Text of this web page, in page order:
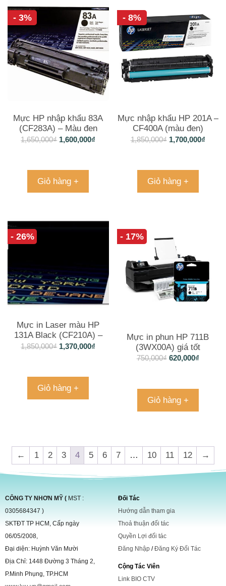
- 3%
Mực HP nhập khẩu 83A
(CF283A) – Màu đen
1,650,000₫ 1,600,000₫
Giỏ hàng +
- 8%
Mực nhập khẩu HP 201A –
CF400A (màu đen)
1,850,000₫ 1,700,000₫
Giỏ hàng +
- 26%
Mực in Laser màu HP
131A Black (CF210A) –
Màu đen
1,850,000₫ 1,370,000₫
Giỏ hàng +
- 17%
Mực in phun HP 711B
(3WX00A) giá tốt
750,000₫ 620,000₫
Giỏ hàng +
← 1 2 3 4 5 6 7 … 10 11 12 →
CÔNG TY NHƠN MỸ ( MST :
0305684347 )
SKTĐT TP HCM, Cấp ngày
06/05/2008,
Đại diện: Huỳnh Văn Mười
Địa Chỉ: 1448 Đường 3 Tháng 2,
P.Minh Phụng, TP.HCM
Đối Tác
Hướng dẫn tham gia
Thoả thuận đối tác
Quyền Lợi đối tác
Đăng Nhập /Đăng Ký Đối Tác
Cộng Tác Viên
Link BIO CTV